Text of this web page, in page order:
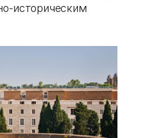
историческим